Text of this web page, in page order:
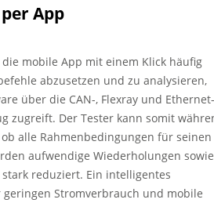
App
mobile App mit einem Klick häufig
abzusetzen und zu analysieren,
über die CAN-, Flexray und Ethernet-
zugreift. Der Tester kann somit
alle Rahmenbedingungen für seinen
aufwendige Wiederholungen sowie
reduziert. Ein intelligentes
Stromverbrauch und mobile